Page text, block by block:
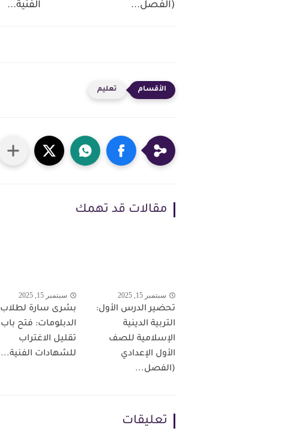
(الفصل...
الفنية...
تعليم
مقالات قد تهمك
سبتمبر 15, 2025
تحضير الدرس الأول:
التربية الدينية
الإسلامية للصف
الأول الإعدادي
(الفصل...
سبتمبر 15, 2025
بشرى سارة لطلاب
الدبلومات: فتح باب
تقليل الاغتراب
للشهادات الفنية...
تعليقات